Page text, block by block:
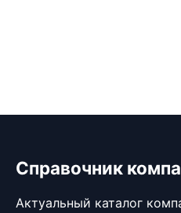
Справочник
Актуальный каталог